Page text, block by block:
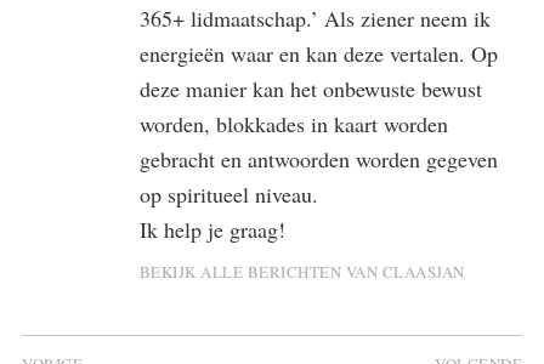
365+ lidmaatschap.’ Als ziener neem ik
energieën waar en kan deze vertalen. Op
deze manier kan het onbewuste bewust
worden, blokkades in kaart worden
gebracht en antwoorden worden gegeven
op spiritueel niveau.
Ik help je graag!
BEKIJK ALLE BERICHTEN VAN CLAASJAN